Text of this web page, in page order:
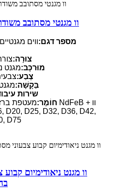
וו מגנטי מסתובב
מספר דגם:ווים
צוּרָה:
מוּרכָּב:מגנט
צֶבַע:
בַּקָשָׁה:
שירות
חוֹמֶר:
מעטפת ברזל + מגנט NdFeB + וו
D20, D25, D32, D36, D42,
D75
וו מגנט ניאודימיום